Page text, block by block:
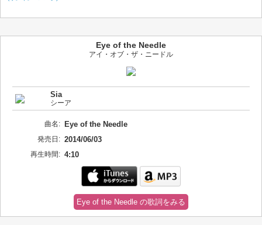
Eye of the Needle
アイ・オブ・ザ・ニードル
Sia
シーア
曲名: Eye of the Needle
発売日: 2014/06/03
再生時間: 4:10
Eye of the Needle の歌詞をみる